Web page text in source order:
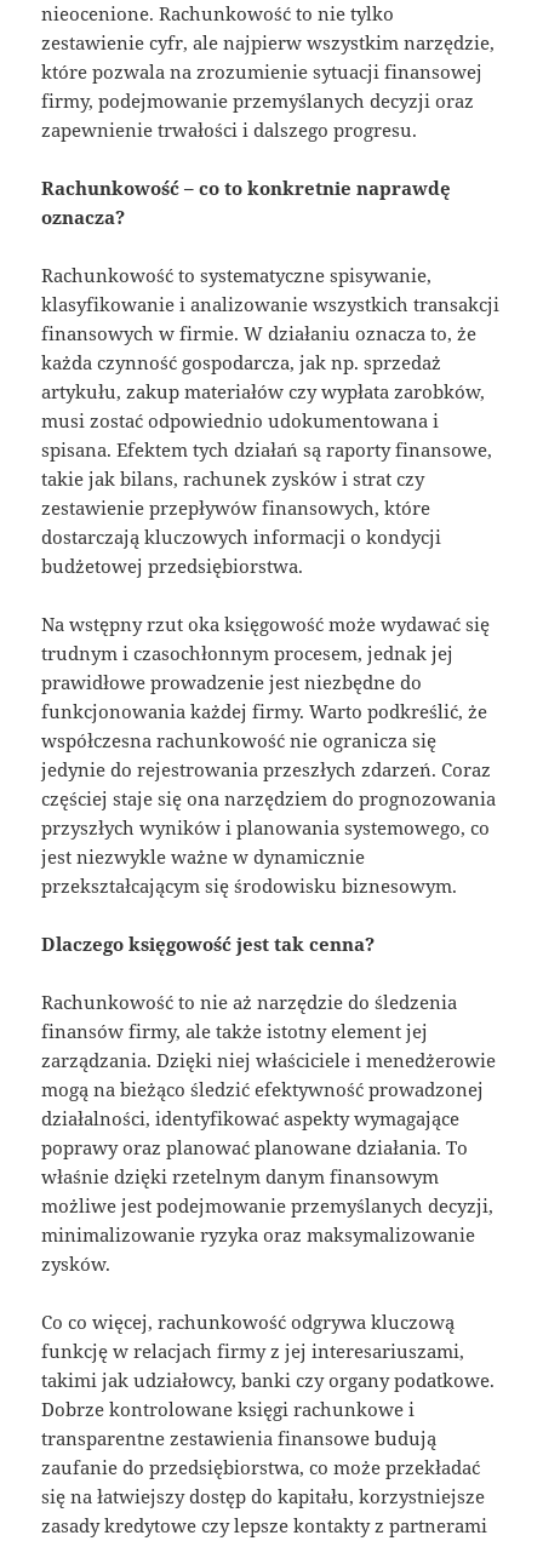
nieocenione. Rachunkowość to nie tylko
zestawienie cyfr, ale najpierw wszystkim narzędzie,
które pozwala na zrozumienie sytuacji finansowej
firmy, podejmowanie przemyślanych decyzji oraz
zapewnienie trwałości i dalszego progresu.
Rachunkowość – co to konkretnie naprawdę
oznacza?
Rachunkowość to systematyczne spisywanie,
klasyfikowanie i analizowanie wszystkich transakcji
finansowych w firmie. W działaniu oznacza to, że
każda czynność gospodarcza, jak np. sprzedaż
artykułu, zakup materiałów czy wypłata zarobków,
musi zostać odpowiednio udokumentowana i
spisana. Efektem tych działań są raporty finansowe,
takie jak bilans, rachunek zysków i strat czy
zestawienie przepływów finansowych, które
dostarczają kluczowych informacji o kondycji
budżetowej przedsiębiorstwa.
Na wstępny rzut oka księgowość może wydawać się
trudnym i czasochłonnym procesem, jednak jej
prawidłowe prowadzenie jest niezbędne do
funkcjonowania każdej firmy. Warto podkreślić, że
współczesna rachunkowość nie ogranicza się
jedynie do rejestrowania przeszłych zdarzeń. Coraz
częściej staje się ona narzędziem do prognozowania
przyszłych wyników i planowania systemowego, co
jest niezwykle ważne w dynamicznie
przekształcającym się środowisku biznesowym.
Dlaczego księgowość jest tak cenna?
Rachunkowość to nie aż narzędzie do śledzenia
finansów firmy, ale także istotny element jej
zarządzania. Dzięki niej właściciele i menedżerowie
mogą na bieżąco śledzić efektywność prowadzonej
działalności, identyfikować aspekty wymagające
poprawy oraz planować planowane działania. To
właśnie dzięki rzetelnym danym finansowym
możliwe jest podejmowanie przemyślanych decyzji,
minimalizowanie ryzyka oraz maksymalizowanie
zysków.
Co co więcej, rachunkowość odgrywa kluczową
funkcję w relacjach firmy z jej interesariuszami,
takimi jak udziałowcy, banki czy organy podatkowe.
Dobrze kontrolowane księgi rachunkowe i
transparentne zestawienia finansowe budują
zaufanie do przedsiębiorstwa, co może przekładać
się na łatwiejszy dostęp do kapitału, korzystniejsze
zasady kredytowe czy lepsze kontakty z partnerami